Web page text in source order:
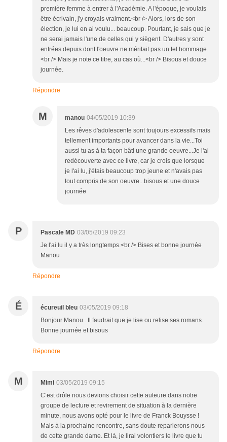
première femme à entrer à l'Académie. A l'époque, je voulais
être écrivain, j'y croyais vraiment.<br /> Alors, lors de son
élection, je lui en ai voulu... beaucoup. Pourtant, je sais que je
ne serai jamais l'une de celles qui y siègent. D'autres y sont
entrées depuis dont l'oeuvre ne méritait pas un tel hommage.
<br /> Mais je note ce titre, au cas où...<br /> Bisous et douce
journée.
Répondre
M manou 04/05/2019 10:39
Les rêves d'adolescente sont toujours excessifs mais
tellement importants pour avancer dans la vie...Toi
aussi tu as à ta façon bâti une grande oeuvre...Je l'ai
redécouverte avec ce livre, car je crois que lorsque
je l'ai lu, j'étais beaucoup trop jeune et n'avais pas
tout compris de son oeuvre...bisous et une douce
journée
P Pascale MD 03/05/2019 09:23
Je l'ai lu il y a très longtemps.<br /> Bises et bonne journée
Manou
Répondre
É écureuil bleu 03/05/2019 09:18
Bonjour Manou.. Il faudrait que je lise ou relise ses romans.
Bonne journée et bisous
Répondre
M Mimi 03/05/2019 09:15
C’est drôle nous devions choisir cette auteure dans notre
groupe de lecture et revirement de situation à la dernière
minute, nous avons opté pour le livre de Franck Bouysse !
Mais à la prochaine rencontre, sans doute reparlerons nous
de cette grande dame. Et là, je lirai volontiers le livre que tu